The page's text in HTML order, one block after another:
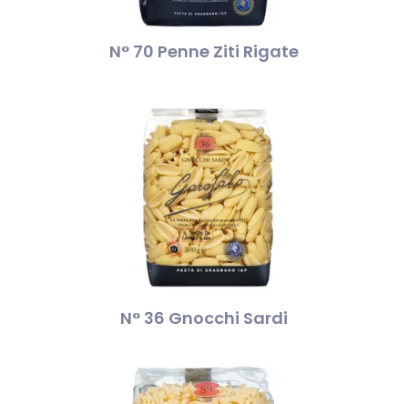
N° 70 Penne Ziti Rigate
N° 36 Gnocchi Sardi